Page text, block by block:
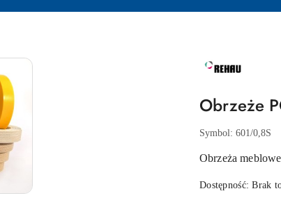
NAZWA
PRODUCENTA:
Obrzeże
Symbol: 601/0,8S
Obrzeża
Dostępność:Brak